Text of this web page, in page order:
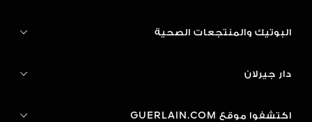
البوتيك والمنتجعات الصحية
دار جيرلان
اكتشفوا موقع GUERLAIN.COM